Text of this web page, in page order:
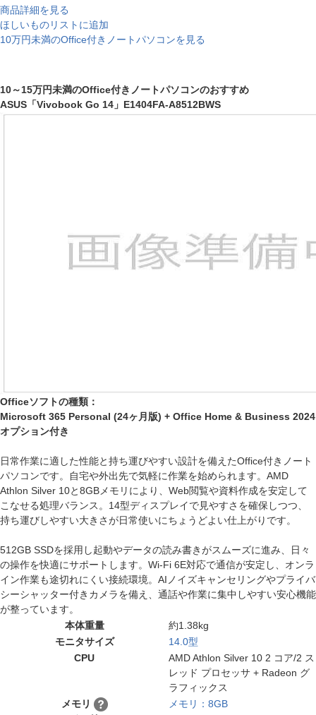
商品詳細を見る
ほしいものリストに追加
10万円未満のOffice付きノートパソコンを見る
10～15万円未満のOffice付きノートパソコンのおすすめ
ASUS「Vivobook Go 14」E1404FA-A8512BWS
Officeソフトの種類：
Microsoft 365 Personal (24ヶ月版) + Office Home & Business 2024
オプション付き
日常作業に適した性能と持ち運びやすい設計を備えたOffice付きノート
パソコンです。自宅や外出先で気軽に作業を始められます。AMD
Athlon Silver 10と8GBメモリにより、Web閲覧や資料作成を安定して
こなせる処理バランス。14型ディスプレイで見やすさを確保しつつ、
持ち運びしやすい大きさが日常使いにちょうどよい仕上がりです。
512GB SSDを採用し起動やデータの読み書きがスムーズに進み、日々
の操作を快適にサポートします。Wi-Fi 6E対応で通信が安定し、オンラ
イン作業も途切れにくい接続環境。AIノイズキャンセリングやプライバ
シーシャッター付きカメラを備え、通話や作業に集中しやすい安心機能
が整っています。
本体重量
約1.38kg
モニタサイズ
14.0型
CPU
AMD Athlon Silver 10 2 コア/2 ス
レッド プロセッサ + Radeon グ
ラフィックス
メモリ
メモリ：8GB